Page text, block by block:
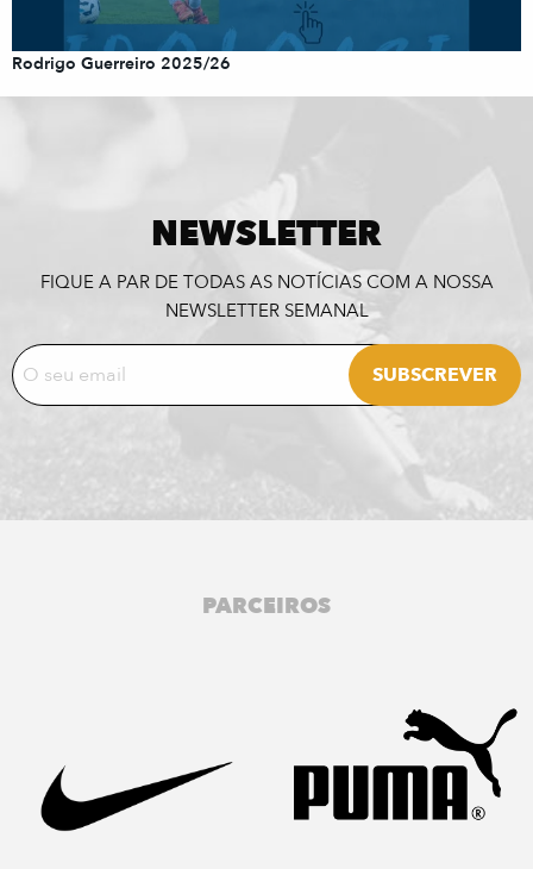
Rodrigo Guerreiro 2025/26
NEWSLETTER
FIQUE A PAR DE TODAS AS NOTÍCIAS COM A NOSSA
NEWSLETTER SEMANAL
PARCEIROS